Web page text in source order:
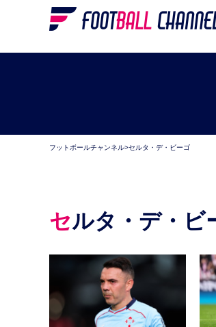
フットボールチャンネル>セルタ・デ・ビーゴ
セルタ・デ・